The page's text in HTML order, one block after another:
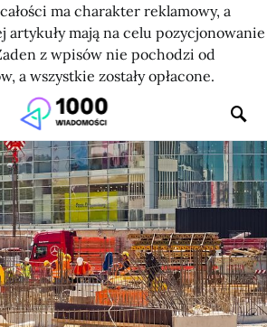
ma charakter reklamowy, a
artykuły mają na celu pozycjonowanie
z wpisów nie pochodzi od
a wszystkie zostały opłacone.